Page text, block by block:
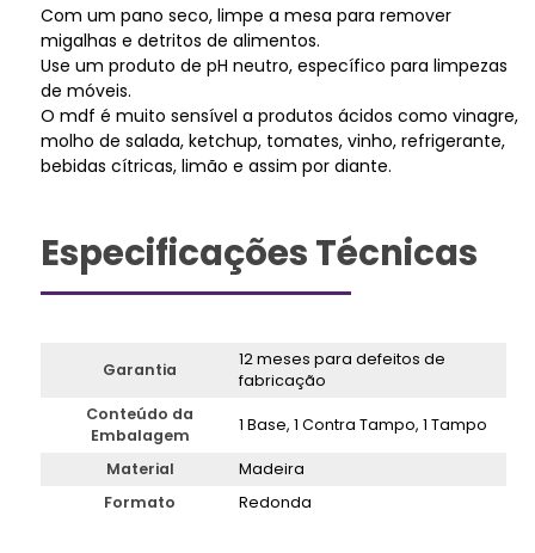
Com um pano seco, limpe a mesa para remover
migalhas e detritos de alimentos.
Use um produto de pH neutro, específico para limpezas
de móveis.
O mdf é muito sensível a produtos ácidos como vinagre,
molho de salada, ketchup, tomates, vinho, refrigerante,
bebidas cítricas, limão e assim por diante.
Especificações Técnicas
Garantia
12 meses para defeitos de
fabricação
Conteúdo da
Embalagem
1 Base, 1 Contra Tampo, 1 Tampo
Material
Madeira
Formato
Redonda